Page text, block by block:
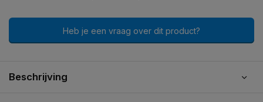
Heb je een vraag over dit product?
Beschrijving